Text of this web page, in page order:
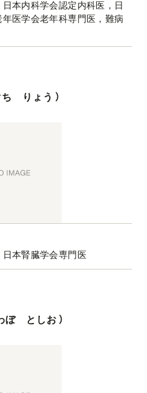
本内科学会認定内科医，日
医学会老年科専門医，難病
ち りょう ）
本腎臓学会専門医
ぼ としお ）